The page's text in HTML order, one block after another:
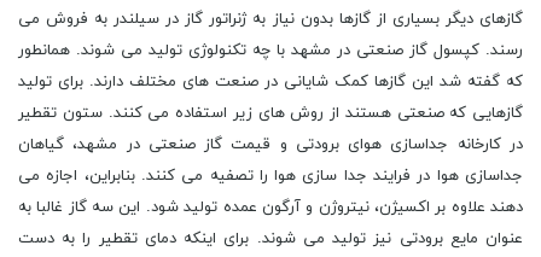
گازهای دیگر بسیاری از گازها بدون نیاز به ژنراتور گاز در سیلندر به فروش می
رسند. کپسول گاز صنعتی در مشهد با چه تکنولوژی تولید می شوند. همانطور
که گفته شد این گازها کمک شایانی در صنعت های مختلف دارند. برای تولید
گازهایی که صنعتی هستند از روش های زیر استفاده می کنند. ستون تقطیر
در کارخانه جداسازی هوای برودتی و قیمت گاز صنعتی در مشهد، گیاهان
جداسازی هوا در فرایند جدا سازی هوا را تصفیه می کنند. بنابراین، اجازه می
دهند علاوه بر اکسیژن، نیتروژن و آرگون عمده تولید شود. این سه گاز غالبا به
عنوان مایع برودتی نیز تولید می شوند. برای اینکه دمای تقطیر را به دست